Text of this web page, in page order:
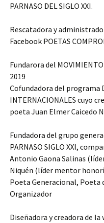
PARNASO DEL SIGLO XXI.
Rescatadora y
Facebook POETAS
Fundarora del
2019
Cofundadora del programa
INTERNACIONALES cuyo
poeta Juan Elmer Caicedo
Fundadora del grupo
PARNASO SIGLO XXI,
Antonio Gaona Salinas
Niquén (líder mentor
Poeta Generacional, Poeta
Organizador
Diseñadora y creadora de la